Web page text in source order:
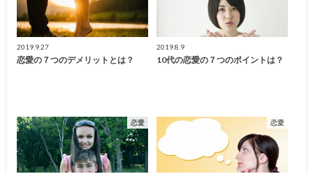
2019.9.27
恋愛の７つのデメリットとは？
2019.8.9
10代の恋愛の７つのポイントは？
恋愛 恋愛